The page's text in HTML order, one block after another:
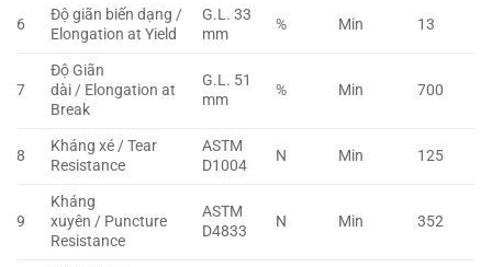
6
Độ giãn biến dạng /
Elongation at Yield
G.L. 33
mm
% Min 13
7
Độ Giãn
dài / Elongation at
Break
G.L. 51
mm
% Min 700
8
Kháng xé / Tear
Resistance
ASTM
D1004
N Min 125
9
Kháng
xuyên / Puncture
Resistance
ASTM
D4833
N Min 352